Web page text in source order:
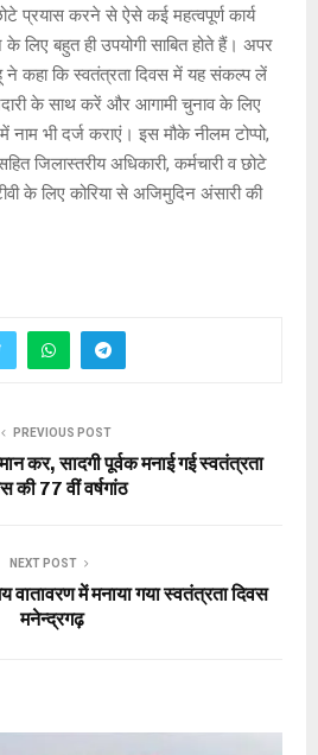
प्रयास करने से ऐसे कई महत्वपूर्ण कार्य
लिए बहुत ही उपयोगी साबित होते हैं। अपर
ने कहा कि स्वतंत्रता दिवस में यह संकल्प लें
के साथ करें और आगामी चुनाव के लिए
भी दर्ज कराएं। इस मौके नीलम टोप्पो,
जिलास्तरीय अधिकारी, कर्मचारी व छोटे
के लिए कोरिया से अजिमुदिन अंसारी की
PREVIOUS POST
कर, सादगी पूर्वक मनाई गई स्वतंत्रता
की 77 वीं वर्षगांठ
NEXT POST
वातावरण में मनाया गया स्वतंत्रता दिवस
मनेन्द्रगढ़